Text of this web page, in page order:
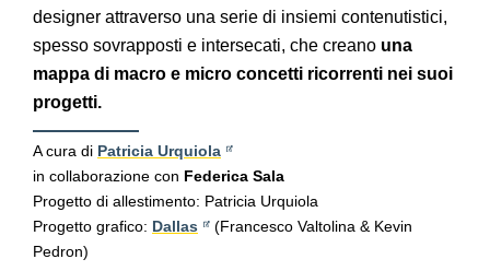
designer attraverso una serie di insiemi contenutistici,
spesso sovrapposti e intersecati, che creano una
mappa di macro e micro concetti ricorrenti nei suoi
progetti.
A cura di Patricia Urquiola
in collaborazione con Federica Sala
Progetto di allestimento: Patricia Urquiola
Progetto grafico: Dallas
(Francesco Valtolina & Kevin
Pedron)